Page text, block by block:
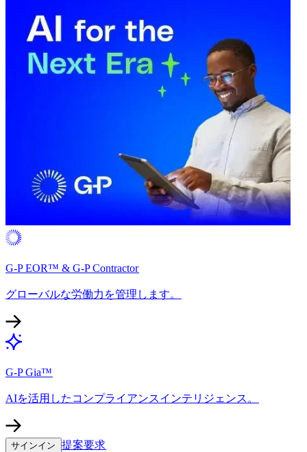
G-P EOR™ & G-P Contractor​​
グローバルな労働力を管理します。​​
G-P Gia™​​
AIを活用したコンプライアンスインテリジェンス。​​
サインイン​​ 提案要求​​